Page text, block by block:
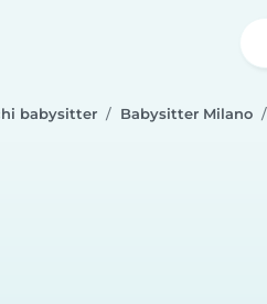
babysitter Babysitter Milano